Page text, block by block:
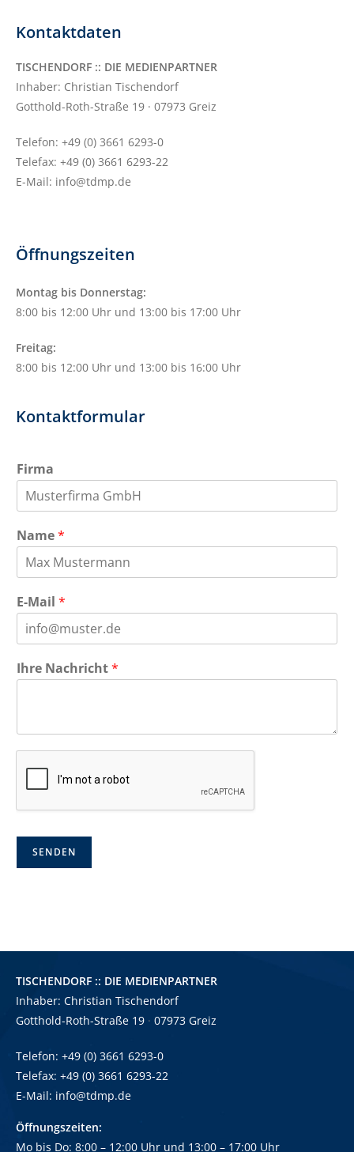
Kontaktdaten
TISCHENDORF :: DIE MEDIENPARTNER
Inhaber: Christian Tischendorf
Gotthold-Roth-Straße 19 · 07973 Greiz
Telefon: +49 (0) 3661 6293-0
Telefax: +49 (0) 3661 6293-22
E-Mail: info@tdmp.de
Öffnungszeiten
Montag bis Donnerstag:
8:00 bis 12:00 Uhr und 13:00 bis 17:00 Uhr
Freitag:
8:00 bis 12:00 Uhr und 13:00 bis 16:00 Uhr
Kontaktformular
Firma
Name*
E-Mail *
Ihre Nachricht*
SENDEN
TISCHENDORF :: DIE MEDIENPARTNER
Inhaber: Christian Tischendorf
Gotthold-Roth-Straße 19 · 07973 Greiz
Telefon: +49 (0) 3661 6293-0
Telefax: +49 (0) 3661 6293-22
E-Mail: info@tdmp.de
Öffnungszeiten:
Mo bis Do: 8:00 – 12:00 Uhr und 13:00 – 17:00 Uhr